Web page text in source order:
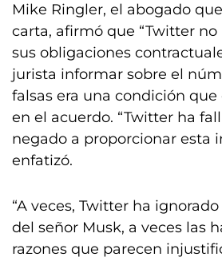
Mike Ringler, el abogado
carta, afirmó que “Twitter
sus obligaciones
jurista informar sobre el
falsas era una condición
en el acuerdo. “Twitter ha
negado a proporcionar esta
enfatizó.
“A veces, Twitter ha
del señor Musk, a veces las
razones que parecen